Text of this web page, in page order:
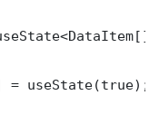
= useState(true);